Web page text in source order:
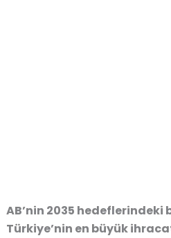
AB’nin 2035 hedeflerindeki
Türkiye’nin en büyük